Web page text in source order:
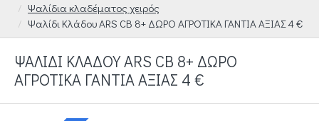
Ψαλίδια κλαδέματος χειρός
Ψαλίδι Κλάδου ARS CB 8+ ΔΩΡΟ ΑΓΡΟΤΙΚΑ ΓΑΝΤΙΑ ΑΞΙΑΣ 4 €
ΨΑΛΊΔΙ ΚΛΆΔΟΥ ARS CB 8+ ΔΩΡΟ
ΑΓΡΟΤΙΚΑ ΓΑΝΤΙΑ ΑΞΙΑΣ 4 €